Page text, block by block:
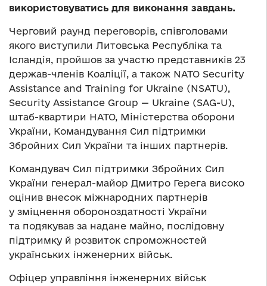
використовуватись для виконання завдань.
Черговий раунд переговорів, співголовами
якого виступили Литовська Республіка та
Ісландія, пройшов за участю представників 23
держав-членів Коаліції, а також NATO Security
Assistance and Training for Ukraine (NSATU),
Security Assistance Group — Ukraine (SAG-U),
штаб-квартири НАТО, Міністерства оборони
України, Командування Сил підтримки
Збройних Сил України та інших партнерів.
Командувач Сил підтримки Збройних Сил
України генерал-майор Дмитро Герега високо
оцінив внесок міжнародних партнерів
у зміцнення обороноздатності України
та подякував за надане майно, послідовну
підтримку й розвиток спроможностей
українських інженерних військ.
Офіцер управління інженерних військ